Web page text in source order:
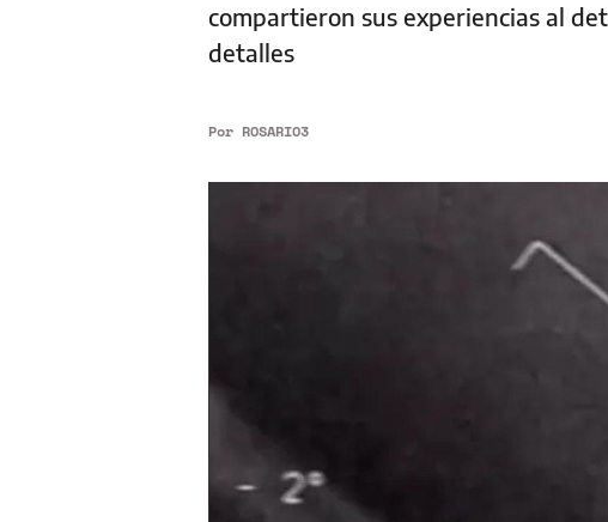
compartieron sus experiencias al
detalles
Por ROSARIO3